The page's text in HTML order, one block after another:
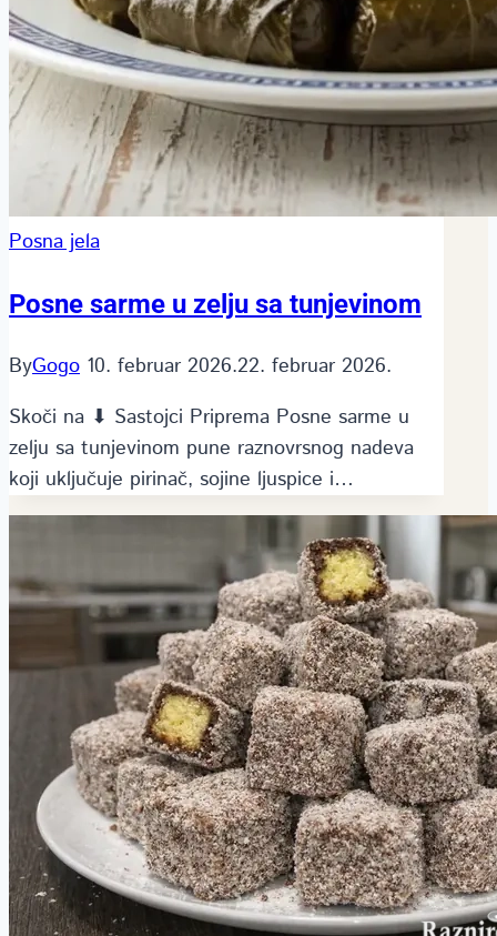
Posna jela
Posne sarme u zelju sa tunjevinom
ByGogo 10. februar 2026.22. februar 2026.
Skoči na ⬇ Sastojci Priprema Posne sarme u
zelju sa tunjevinom pune raznovrsnog nadeva
koji uključuje pirinač, sojine ljuspice i…